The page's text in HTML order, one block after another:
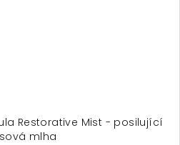
Restorative Mist - posilující
mlha